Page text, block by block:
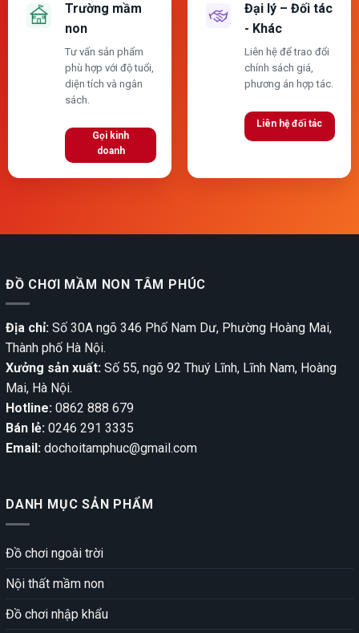
Trường mầm
non
Tư vấn sản phẩm
phù hợp với độ tuổi,
diện tích và ngân
sách.
Gọi kinh
doanh
Đại lý – Đối tác
- Khác
Liên hệ để trao đổi
chính sách giá,
phương án hợp tác.
Liên hệ đối tác
ĐỒ CHƠI MẦM NON TÂM PHÚC
Địa chỉ: Số 30A ngõ 346 Phố Nam Dư, Phường Hoàng Mai,
Thành phố Hà Nội.
Xưởng sản xuất: Số 55, ngõ 92 Thuý Lĩnh, Lĩnh Nam, Hoàng
Mai, Hà Nội.
Hotline: 0862 888 679
Bán lẻ: 0246 291 3335
Email: dochoitamphuc@gmail.com
DANH MỤC SẢN PHẨM
Đồ chơi ngoài trời
Nội thất mầm non
Đồ chơi nhập khẩu